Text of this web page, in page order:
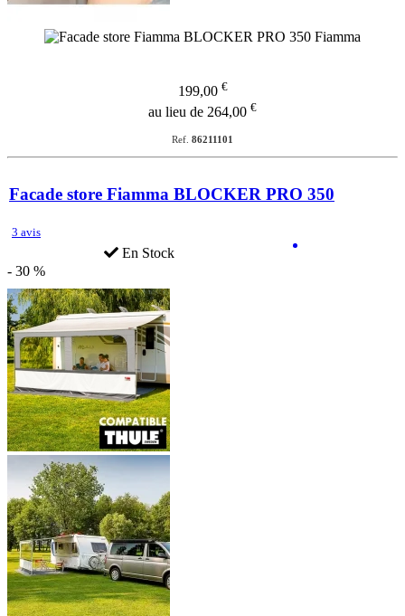
199,00 €
au lieu de 264,00 €
Ref. 86211101
Facade store Fiamma BLOCKER PRO 350
3 avis
En Stock
- 30 %